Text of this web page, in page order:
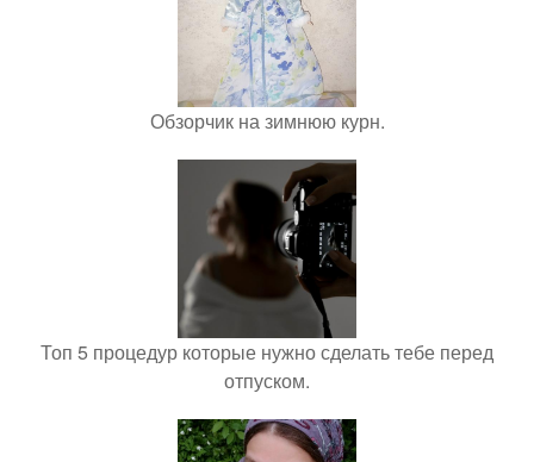
Обзорчик на зимнюю курн.
Топ 5 процедур которые нужно сделать тебе перед
отпуском.